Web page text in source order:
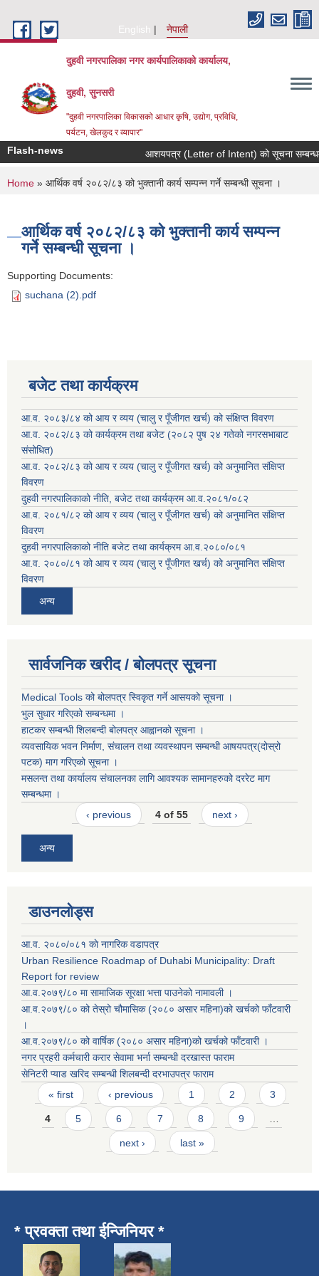
English
नेपाली
दुहवी नगरपालिका नगर कार्यपालिकाको कार्यालय,
दुहवी, सुनसरी
"दुहवी नगरपालिका विकासको आधार कृषि, उद्योग, प्रविधि,
पर्यटन, खेलकुद र व्यापार"
Flash-news आशयपत्र (Letter of Intent) को सूचना
You are here
Home » आर्थिक वर्ष २०८२/८३ को भुक्तानी कार्य सम्पन्न गर्ने सम्बन्धी सूचना ।
आर्थिक वर्ष २०८२/८३ को भुक्तानी कार्य सम्पन्न
गर्ने सम्बन्धी सूचना ।
Supporting Documents:
suchana (2).pdf
बजेट तथा कार्यक्रम
आ.व. २०८३/८४ को आय र व्यय (चालु र पूँजीगत खर्च) को संक्षिप्त विवरण
आ.व. २०८२/८३ को कार्यक्रम तथा बजेट (२०८२ पुष २४ गतेको नगरसभाबाट
संसोधित)
आ.व. २०८२/८३ को आय र व्यय (चालु र पूँजीगत खर्च) को अनुमानित संक्षिप्त
विवरण
दुहवी नगरपालिकाको नीति, बजेट तथा कार्यक्रम आ.व.२०८१/०८२
आ.व. २०८१/८२ को आय र व्यय (चालु र पूँजीगत खर्च) को अनुमानित संक्षिप्त
विवरण
दुहवी नगरपालिकाको नीति बजेट तथा कार्यक्रम आ.व.२०८०/०८१
आ.व. २०८०/८१ को आय र व्यय (चालु र पूँजीगत खर्च) को अनुमानित संक्षिप्त
विवरण
अन्य
सार्वजनिक खरीद / बोलपत्र सूचना
Medical Tools को बोलपत्र स्विकृत गर्ने आसयको सूचना ।
भुल सुधार गरिएको सम्बन्धमा ।
हाटकर सम्बन्धी शिलबन्दी बोलपत्र आह्वानको सूचना ।
व्यवसायिक भवन निर्माण, संचालन तथा व्यवस्थापन सम्बन्धी आषयपत्र(दोस्रो
पटक) माग गरिएको सूचना ।
मसलन्त तथा कार्यालय संचालनका लागि आवश्यक सामानहरुको दररेट माग
सम्बन्धमा ।
‹ previous
4 of 55 next ›
अन्य
डाउनलोड्स
आ.व. २०८०/०८१ काे नागरिक वडापत्र
Urban Resilience Roadmap of Duhabi Municipality: Draft
Report for review
आ.व.२०७९/८० मा सामाजिक सूरक्षा भत्ता पाउनेको नामावली ।
आ.व.२०७९/८० को तेस्रो चौमासिक (२०८० असार महिना)को खर्चको फाँटवारी
।
आ.व.२०७९/८० को वार्षिक (२०८० असार महिना)को खर्चको फाँटवारी ।
नगर प्रहरी कर्मचारी करार सेवामा भर्ना सम्बन्धी दरखास्त फाराम
सेनिटरी प्याड खरिद सम्बन्धी शिलबन्दी दरभाउपत्र फाराम
Pages
« first ‹ previous 1 2 3
4 5 6 7 8 9
next › last »
* प्रवक्ता तथा ईन्जिनियर *